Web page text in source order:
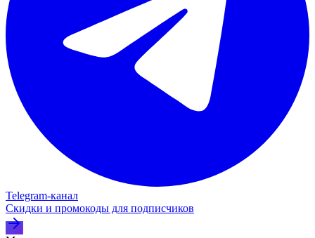
Telegram‑канал
Скидки и промокоды для подписчиков